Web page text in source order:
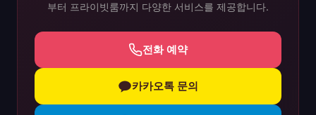
부터 프라이빗룸까지 다양한 서비스를 제공합니다.
전화 예약
카카오톡 문의